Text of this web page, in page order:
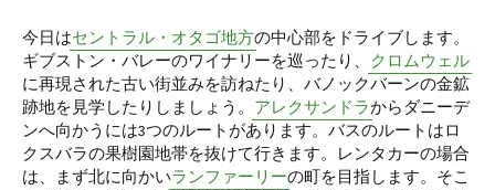
今日はセントラル・オタゴ地方の中心部をドライブします。
ギブストン・バレーのワイナリーを巡ったり、
クロムウェル
に再現された古い街並みを訪ねたり、バノックバーンの金鉱
跡地を見学したりしましょう。 アレクサンドラからダニーデ
ンへ向かうには3つのルートがあります。バスのルートはロ
クスバラの果樹園地帯を抜けて行きます。レンタカーの場合
は、まず北に向かいランファーリーの町を目指します。そこ